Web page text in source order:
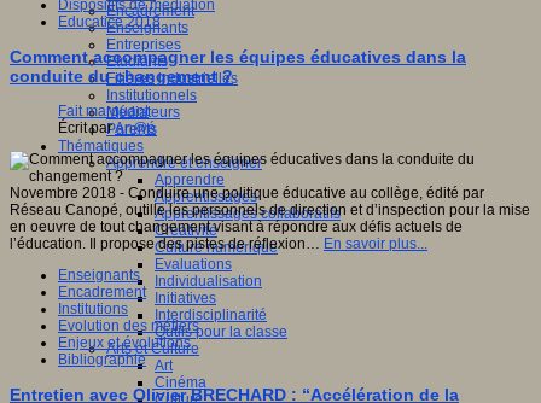
Encadrement
Enseignants
Entreprises
Etudiants
Filières industrielles
Institutionnels
Médiateurs
Parents
Thématiques
Apprendre et enseigner
Apprendre
Apprentissages
Apprentissages collaboratifs
Créativité
Culture numérique
Evaluations
Individualisation
Initiatives
Interdisciplinarité
Outils pour la classe
Arts et Culture
Art
Cinéma
Culture
Dispositifs de médiation
Educatice 2018
Comment accompagner les équipes éducatives dans la
conduite du changement ?
Fait marquant
Écrit parAn@é
Novembre 2018 - Conduire une politique éducative au collège, édité par
Réseau Canopé, outille les personnels de direction et d’inspection pour la mise
en oeuvre de tout changement visant à répondre aux défis actuels de
l’éducation. Il propose des pistes de réflexion… En savoir plus...
Enseignants
Encadrement
Institutions
Evolution des métiers
Enjeux et évolutions
Bibliographie
Entretien avec Olivier BRECHARD : “Accélération de la